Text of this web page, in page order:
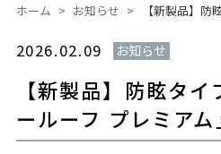
ホーム お知らせ
2026.02.09 お知らせ
【新製品】防眩タ
ールーフ プレミアム